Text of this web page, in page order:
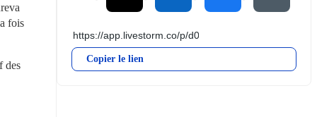
fois
des
Copier le lien